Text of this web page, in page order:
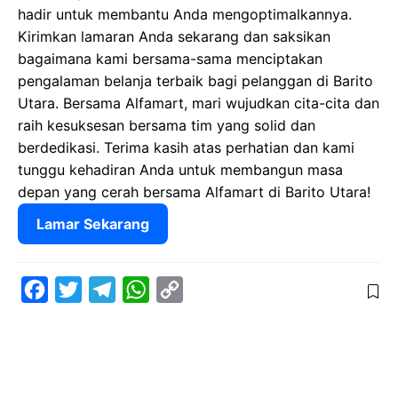
hadir untuk membantu Anda mengoptimalkannya.
Kirimkan lamaran Anda sekarang dan saksikan
bagaimana kami bersama-sama menciptakan
pengalaman belanja terbaik bagi pelanggan di Barito
Utara. Bersama Alfamart, mari wujudkan cita-cita dan
raih kesuksesan bersama tim yang solid dan
berdedikasi. Terima kasih atas perhatian dan kami
tunggu kehadiran Anda untuk membangun masa
depan yang cerah bersama Alfamart di Barito Utara!
Lamar Sekarang
W